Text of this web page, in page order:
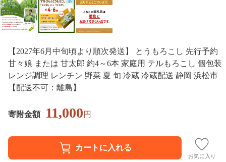
【2027年6月中旬頃より順次発送】 とうもろこし 先行予約
甘々娘 または 甘太郎 約4～6本 家庭用 テルもろこし 個包装
レンジ調理 レンチン 野菜 夏 旬 冷蔵 冷蔵配送 静岡 浜松市
【配送不可：離島】
寄附金額 11,000円
お気に入り